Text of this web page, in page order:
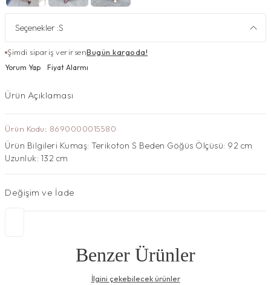
Seçenekler :S
Şimdi sipariş verirsenBugün kargoda!
Yorum Yap Fiyat Alarmı
Ürün Açıklaması
Ürün Kodu: 8690000015580
Ürün Bilgileri Kumaş: Terikoton S Beden Göğüs Ölçüsü: 92 cm
Uzunluk: 132 cm
Değişim ve İade
Benzer Ürünler
İlgini çekebilecek ürünler